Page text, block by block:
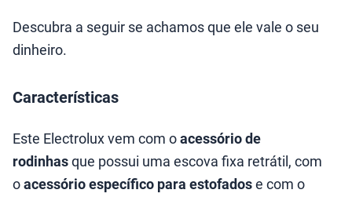
Descubra a seguir se achamos que ele vale o seu
dinheiro.
Características
Este Electrolux vem com oacessório de
rodinhasque possui uma escova fixa retrátil, com
oacessório específico para estofadose com o